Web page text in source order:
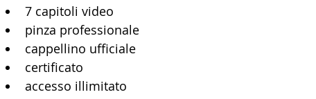
7 capitoli video
pinza professionale
cappellino ufficiale
certificato
accesso illimitato